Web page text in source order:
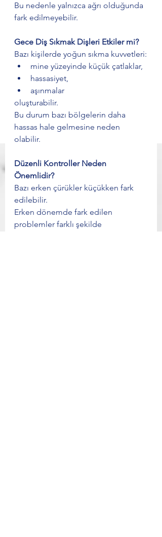
Bu nedenle yalnızca ağrı olduğunda
fark edilmeyebilir.
Gece Diş Sıkmak Dişleri Etkiler mi?
Bazı kişilerde yoğun sıkma kuvvetleri:
mine yüzeyinde küçük çatlaklar,
hassasiyet,
aşınmalar
oluşturabilir.
Bu durum bazı bölgelerin daha
hassas hale gelmesine neden
olabilir.
Düzenli Kontroller Neden
Önemlidir?
Bazı erken çürükler küçükken fark
edilebilir.
Erken dönemde fark edilen
problemler farklı şekilde